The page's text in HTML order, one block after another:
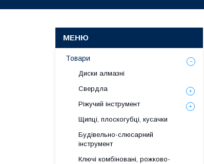
Товари
Диски алмазні
Свердла
Ріжучий інструмент
Щипці, плоскогубці, кусачки
Будівельно-слюсарний
інструмент
Ключі комбіновані, рожково-